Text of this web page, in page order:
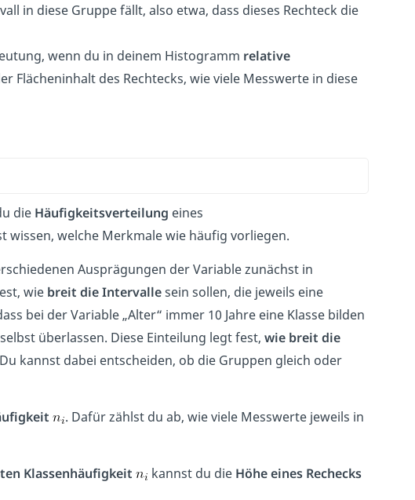
in diese Gruppe fällt, also etwa, dass dieses Rechteck die
wenn du in deinem Histogramm relative
Flächeninhalt des Rechtecks, wie viele Messwerte in diese
die Häufigkeitsverteilung eines
wissen, welche Merkmale wie häufig vorliegen.
Ausprägungen der Variable zunächst in
wie breit die Intervallesein sollen, die jeweils eine
bei der Variable „Alter“ immer 10 Jahre eine Klasse bilden
überlassen. Diese Einteilung legt fest, wie breit die
kannst dabei entscheiden, ob die Gruppen gleich oder
. Dafür zählst du ab, wie viele Messwerte jeweils in
Klassenhäufigkeit kannst du die Höhe eines Rechecks